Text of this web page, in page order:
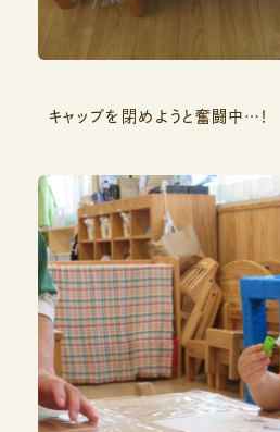
キャップを閉めようと奮闘中…！